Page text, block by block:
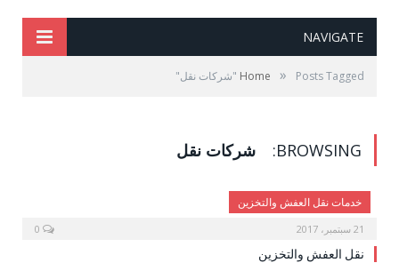
NAVIGATE
Home » Posts Tagged "شركات نقل"
BROWSING: شركات نقل
خدمات نقل العفش والتخزين
21 سبتمبر، 2017
نقل العفش والتخزين